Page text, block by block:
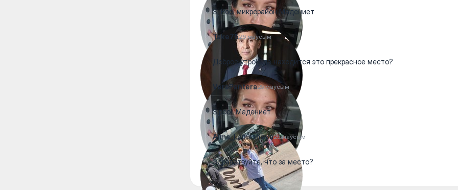
S. Pool микрорайон Мадениет
Take7526 маусым
Доброе утро! Где находится это прекрасное место?
VeraPantera25 маусым
S.pool. Мадениет
Alma_Lamasheva25 маусым
Здравствуйте, что за место?